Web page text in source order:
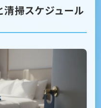
掃スケジュール